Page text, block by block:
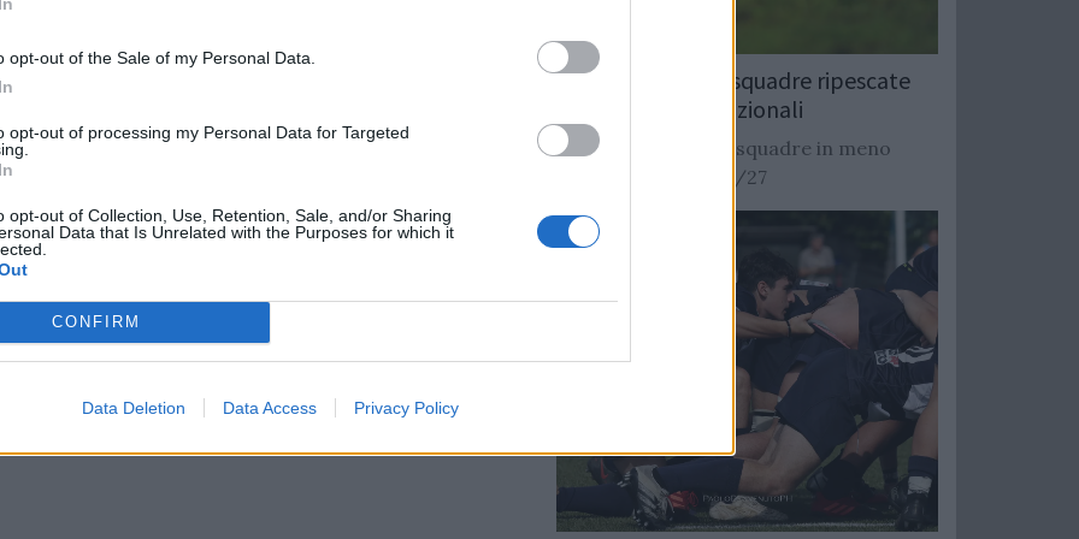
opt-out of the Sale of my Personal Data.
opt-out of processing my Personal Data for Targeted
opt-out of Collection, Use, Retention, Sale, and/or Sharing
Data that Is Unrelated with the Purposes for which it
CONFIRM
Data Deletion Data Access Privacy Policy
il 15 settembre) e per un quarto
in pieno, quindi, nella contesa
Marzio Innocenti e Andrea Duodo
di battaglia della preoccupazione sul
Rugby: Record di squadre ripescate
nei campionati nazionali
Si stimano oltre 20 squadre in meno
dalla stagione 2026/27